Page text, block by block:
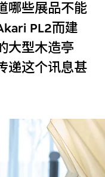
哪些展品不能
PL2而建
大型木造亭
递这个讯息甚